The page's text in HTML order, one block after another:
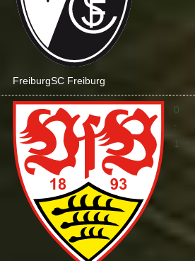
FreiburgSC Freiburg
0
:
1